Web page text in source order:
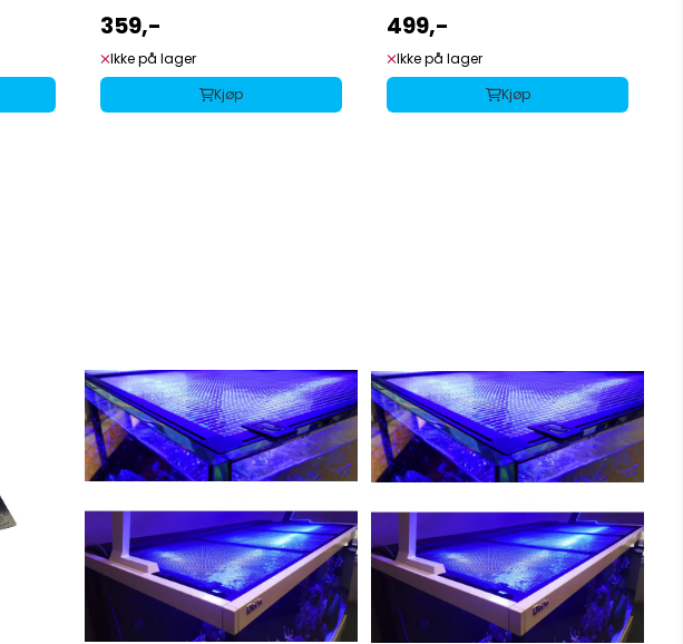
359,-
Ikke på lager
Kjøp
499,-
Ikke på lager
Kjøp